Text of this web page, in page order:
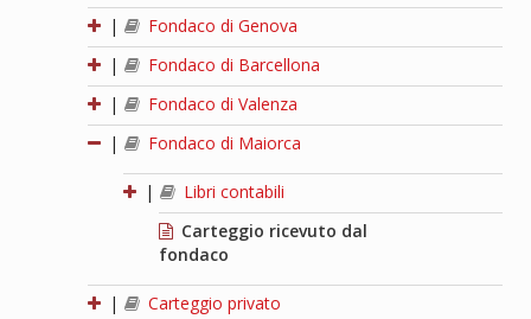
|
Fondaco di Genova
|
Fondaco di Barcellona
|
Fondaco di Valenza
|
Fondaco di Maiorca
|
Libri contabili
Carteggio ricevuto dal
fondaco
|
Carteggio privato